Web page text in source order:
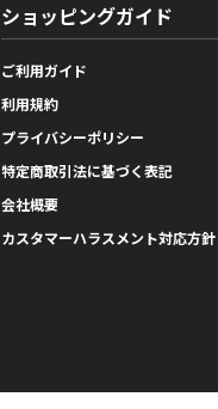
ショッピングガイド
ご利用ガイド
利用規約
プライバシーポリシー
特定商取引法に基づく表記
会社概要
カスタマーハラスメント対応方針